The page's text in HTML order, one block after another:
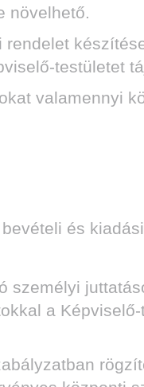
növelhető.
testületet
valamennyi
és kiadási
a